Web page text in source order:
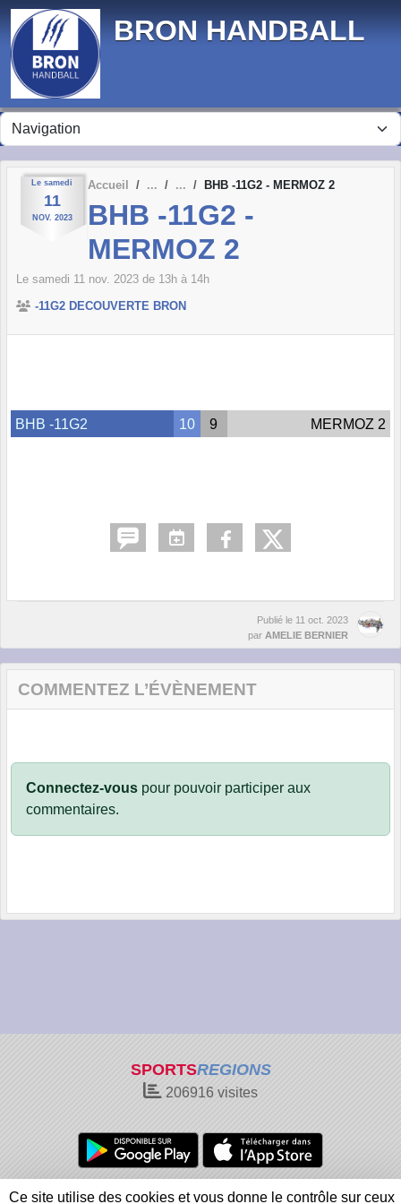
BRON HANDBALL
Le samedi
11
NOV. 2023
Accueil BHB -11G2 - MERMOZ 2
BHB -11G2 -
MERMOZ 2
Le samedi 11 nov. 2023 de 13h à 14h
-11G2 DECOUVERTE BRON
BHB -11G2 10 9 MERMOZ 2
Publié le 11 oct. 2023
par AMELIE BERNIER
COMMENTEZ L’ÉVÈNEMENT
Connectez-vous pour pouvoir participer aux
commentaires.
SPORTSREGIONS
206916 visites
Charte cookies Gestion des cookies
Panneau de gestion des cookies
Ce site utilise des cookies et vous donne le contrôle sur ceux